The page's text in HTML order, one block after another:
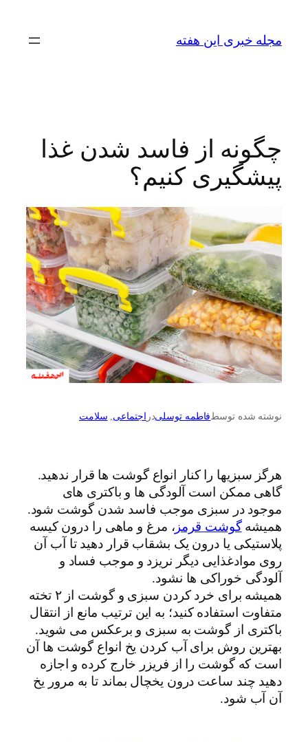
محتوا
مجله خبری این هفته
چگونه از فاسد شدن غذا
پیشگیری کنیم؟
نوشته شده توسطفاطمه توسلیدر اجتماعی, سلامت
هرگز سبزیها را کنار انواع گوشت ها قرار ندهید.
گاهی ممکن است آلودگی ها و باکتری های
موجود در سبزی موجب فاسد شدن گوشت شود.
همیشهگوشت قرمز ، مرغ و ماهی را درون کیسه
پلاستیکی یا درون یک بشقاب قرار دهید تا آب آن
روی موادغذایی دیگر نریزد و موجب فساد و
آلودگی خوراکی ها نشود.
همیشه برای خرد کردن سبزی و گوشت از ۲ تخته
متفاوت استفاده کنید؛ به این ترتیب مانع از انتقال
باکتری از گوشت به سبزی و برعکس می شوید.
بهترین روش برای آب کردن یخ انواع گوشت ها آن
است که گوشت را از فریزر خارج کرده و اجازه
دهید چند ساعت درون یخچال بماند تا به مرور یخ
آن آب شود.